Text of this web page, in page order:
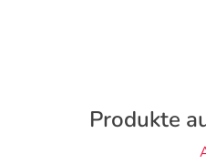
Produkte